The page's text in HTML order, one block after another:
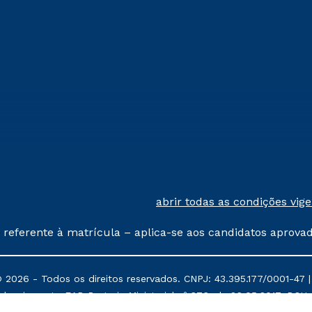
abrir todas as condições
à matrícula – aplica-se aos candidatos
e outros programas governamentais, e não se
- Todos os direitos reservados. CNPJ: 43.395.177/0001-47
EAD Portaria Ministerial nº 676, de 26.05.2017, DOU